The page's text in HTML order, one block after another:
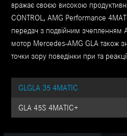
вражає своєю високою
CONTROL, AMG Performance
передач з подвійним зчепленням
мотор Mercedes-AMG GLA також
точки зору поведінки при та
GLGLA 35 4MATIC
GLA 45S 4MATIC+